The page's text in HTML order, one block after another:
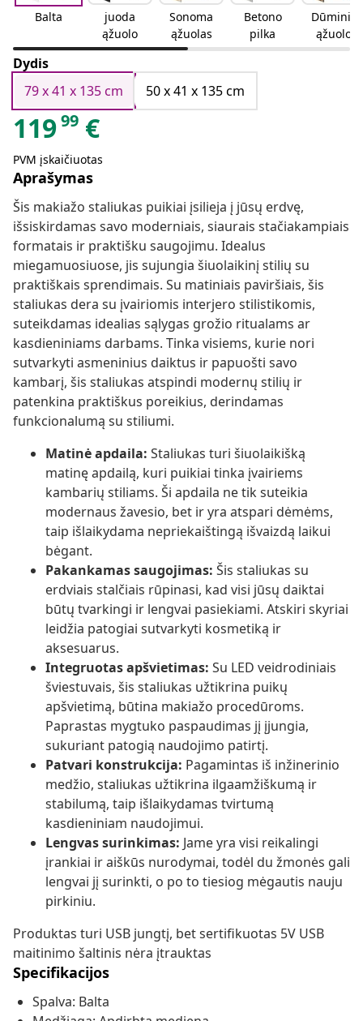
Balta
juoda
ąžuolo
Sonoma
ąžuolas
Betono
pilka
Dūminio
ąžuolo
Dydis
79 x 41 x 135 cm
50 x 41 x 135 cm
11999 €
PVM įskaičiuotas
Aprašymas
Šis makiažo staliukas puikiai įsilieja į jūsų erdvę,
išsiskirdamas savo moderniais, siaurais stačiakampiais
formatais ir praktišku saugojimu. Idealus
miegamuosiuose, jis sujungia šiuolaikinį stilių su
praktiškais sprendimais. Su matiniais paviršiais, šis
staliukas dera su įvairiomis interjero stilistikomis,
suteikdamas idealias sąlygas grožio ritualams ar
kasdieniniams darbams. Tinka visiems, kurie nori
sutvarkyti asmeninius daiktus ir papuošti savo
kambarį, šis staliukas atspindi modernų stilių ir
patenkina praktiškus poreikius, derindamas
funkcionalumą su stiliumi.
Matinė apdaila: Staliukas turi šiuolaikišką
matinę apdailą, kuri puikiai tinka įvairiems
kambarių stiliams. Ši apdaila ne tik suteikia
modernaus žavesio, bet ir yra atspari dėmėms,
taip išlaikydama nepriekaištingą išvaizdą laikui
bėgant.
Pakankamas saugojimas: Šis staliukas su
erdviais stalčiais rūpinasi, kad visi jūsų daiktai
būtų tvarkingi ir lengvai pasiekiami. Atskiri skyriai
leidžia patogiai sutvarkyti kosmetiką ir
aksesuarus.
Integruotas apšvietimas: Su LED veidrodiniais
šviestuvais, šis staliukas užtikrina puikų
apšvietimą, būtina makiažo procedūroms.
Paprastas mygtuko paspaudimas jį įjungia,
sukuriant patogią naudojimo patirtį.
Patvari konstrukcija: Pagamintas iš inžinerinio
medžio, staliukas užtikrina ilgaamžiškumą ir
stabilumą, taip išlaikydamas tvirtumą
kasdieniniam naudojimui.
Lengvas surinkimas: Jame yra visi reikalingi
įrankiai ir aiškūs nurodymai, todėl du žmonės gali
lengvai jį surinkti, o po to tiesiog mėgautis nauju
pirkiniu.
Produktas turi USB jungtį, bet sertifikuotas 5V USB
maitinimo šaltinis nėra įtrauktas
Specifikacijos
Spalva: Balta